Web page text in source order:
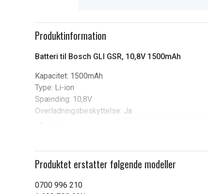
of
Produktinformation
Batteri til Bosch GLI GSR, 10,8V 1500mAh
Kapacitet: 1500mAh
Type: Li-ion
Spænding: 10,8V
Overladningsbeskyttelse: Ja
Varemærke:
Produktet erstatter følgende modeller
0700 996 210